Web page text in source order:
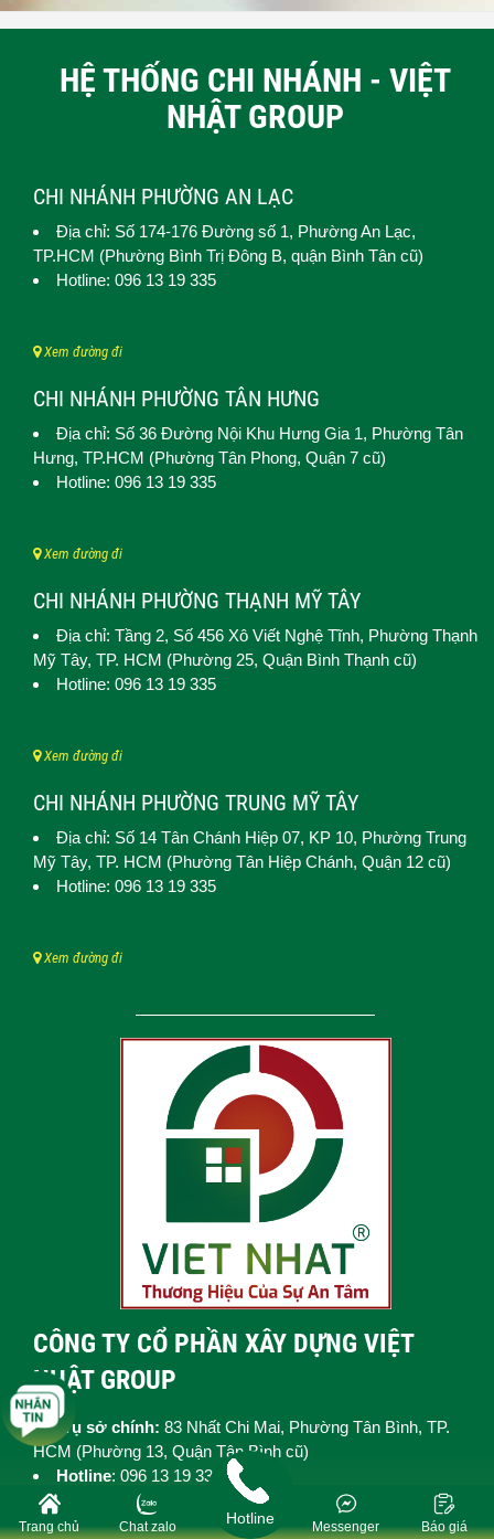
HỆ THỐNG CHI NHÁNH - VIỆT
NHẬT GROUP
CHI NHÁNH PHƯỜNG AN LẠC
Địa chỉ: Số 174-176 Đường số 1, Phường An Lạc,
TP.HCM (Phường Bình Trị Đông B, quận Bình Tân cũ)
Hotline: 096 13 19 335
Xem đường đi
CHI NHÁNH PHƯỜNG TÂN HƯNG
Địa chỉ: Số 36 Đường Nội Khu Hưng Gia 1, Phường Tân
Hưng, TP.HCM (Phường Tân Phong, Quận 7 cũ)
Hotline: 096 13 19 335
Xem đường đi
CHI NHÁNH PHƯỜNG THẠNH MỸ TÂY
Địa chỉ: Tầng 2, Số 456 Xô Viết Nghệ Tĩnh, Phường Thạnh
Mỹ Tây, TP. HCM (Phường 25, Quận Bình Thạnh cũ)
Hotline: 096 13 19 335
Xem đường đi
CHI NHÁNH PHƯỜNG TRUNG MỸ TÂY
Địa chỉ: Số 14 Tân Chánh Hiệp 07, KP 10, Phường Trung
Mỹ Tây, TP. HCM (Phường Tân Hiệp Chánh, Quận 12 cũ)
Hotline: 096 13 19 335
Xem đường đi
CÔNG TY CỔ PHẦN XÂY DỰNG VIỆT
NHẬT GROUP
Trụ sở chính: 83 Nhất Chi Mai, Phường Tân Bình, TP.
HCM (Phường 13, Quận Tân Bình cũ)
Hotline: 096 13 19 335
Email:
vietnhatgroup89@gmail.com
MST:0316998592
Trang chủ Chat zalo Báo giá
Messenger
Hotline